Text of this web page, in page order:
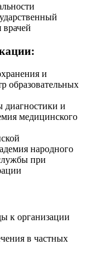
врачей
и
образовательных
и
медицинского
народного
при
к организации
в частных